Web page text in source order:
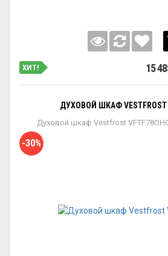
ХИТ! 15
ДУХОВОЙ ШКАФ VESTFROST
Духовой шкаф Vestfrost
-30%